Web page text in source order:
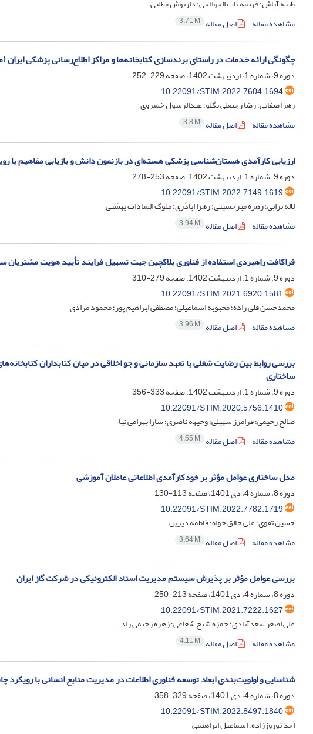
طیبه آباش؛ فهیمه باب الحوائجی؛ داریوش مطلبی
مشاهده مقاله
اصل مقاله 3.71 M
چگونگی ارائه خدمات در راستای برندسازی کتابخانه‌ها و مراکز اطلاع‌رسانی پزشکی ایران
دوره 9، شماره 1، اردیبهشت 1402، صفحه
229-252
10.22091/STIM.2022.7604.1694
زهرا صفایی؛ رضا رجبعلی بگلو؛ عبدالرسول خسروی
مشاهده مقاله
اصل مقاله 3.8 M
ارزیابی کارآمدی هستان‌شناسی پزشکی هسته‌ای در بازنمون دانش و بازیابی مفاهیم با
دوره 9، شماره 1، اردیبهشت 1402، صفحه
253-278
10.22091/STIM.2022.7149.1619
لاله ترابی؛ زهره میرحسینی؛ زهرا اباذری؛ ملوک السادات بهشتی
مشاهده مقاله
اصل مقاله 3.94 M
فراکافت راهبردی استفاده از فناوری بلاکچین جهت تسهیل فرایند تأیید هویت
دوره 9، شماره 1، اردیبهشت 1402، صفحه
279-310
10.22091/STIM.2021.6920.1581
محمدحسن قلی زاده؛ محبوبه اسماعیلی؛ مصطفی ابراهیم پور؛ محمود مرادی
مشاهده مقاله
اصل مقاله 3.96 M
بررسی روابط بین رضایت شغلی با تعهد سازمانی و جو اخلاقی در میان کتابداران
ساختاری
دوره 9، شماره 1، اردیبهشت 1402، صفحه
333-356
10.22091/STIM.2020.5756.1410
صالح رحیمی؛ فرامرز سهیلی؛ وجیهه ناصری؛ سارا بهرامی نیا
مشاهده مقاله
اصل مقاله 4.55 M
مدل ساختاری عوامل مؤثر بر خودکارآمدی اطلاعاتی عاملان آموزشی
دوره 8، شماره 4، دی 1401، صفحه
113-130
10.22091/STIM.2022.7782.1719
حسین تقوی؛ علی خالق خواه؛ فاطمه دیرین
مشاهده مقاله
اصل مقاله 3.64 M
بررسی عوامل مؤثر بر پذیرش سیستم مدیریت اسناد الکترونیکی در شرکت گاز ایران
دوره 8، شماره 4، دی 1401، صفحه
213-250
10.22091/STIM.2021.7222.1627
علی اصغر سعدآبادی؛ حمزه شیخ شعاعی؛ زهره رحیمی راد
مشاهده مقاله
اصل مقاله 4.11 M
شناسایی و اولویت‌بندی ابعاد توسعه فناوری اطلاعات در مدیریت منابع انسانی با
دوره 8، شماره 4، دی 1401، صفحه
329-358
10.22091/STIM.2022.8497.1840
احد نوروززاده؛ اسماعیل ابراهیمی